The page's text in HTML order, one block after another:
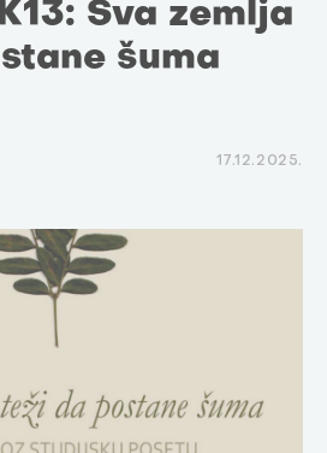
Sva zemlja
šuma
17.12.2025.